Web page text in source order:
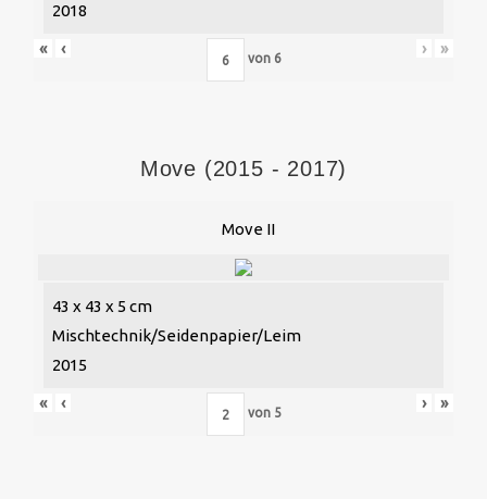
2018
« ‹
von 6
› »
Move (2015 - 2017)
Move II
43 x 43 x 5 cm
Mischtechnik/Seidenpapier/Leim
2015
« ‹
von 5
› »